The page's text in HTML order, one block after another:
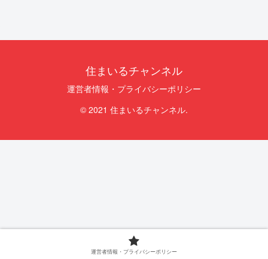
住まいるチャンネル
運営者情報・プライバシーポリシー
© 2021 住まいるチャンネル.
運営者情報・プライバシーポリシー